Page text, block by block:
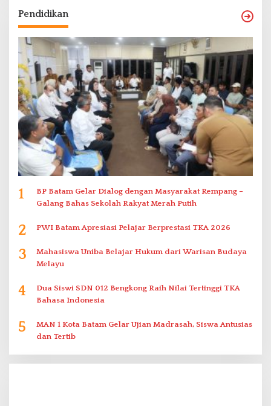
Pendidikan
1
BP Batam Gelar Dialog dengan Masyarakat Rempang –
Galang Bahas Sekolah Rakyat Merah Putih
2 PWI Batam Apresiasi Pelajar Berprestasi TKA 2026
3
Mahasiswa Uniba Belajar Hukum dari Warisan Budaya
Melayu
4
Dua Siswi SDN 012 Bengkong Raih Nilai Tertinggi TKA
Bahasa Indonesia
5
MAN 1 Kota Batam Gelar Ujian Madrasah, Siswa Antusias
dan Tertib